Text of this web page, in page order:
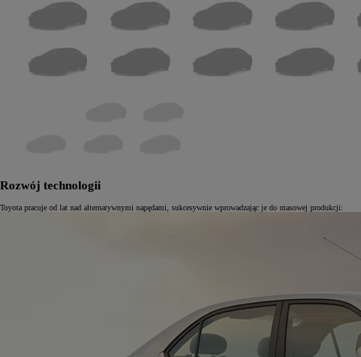
Rozwój technologii
Toyota pracuje od lat nad alternatywnymi napędami, sukcesywnie wprowadzając je do masowej produkcji: